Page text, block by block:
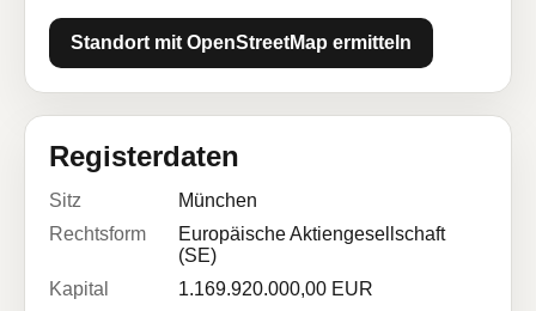
Standort mit OpenStreetMap ermitteln
Registerdaten
Sitz
München
Rechtsform
Europäische Aktiengesellschaft
(SE)
Kapital
1.169.920.000,00 EUR